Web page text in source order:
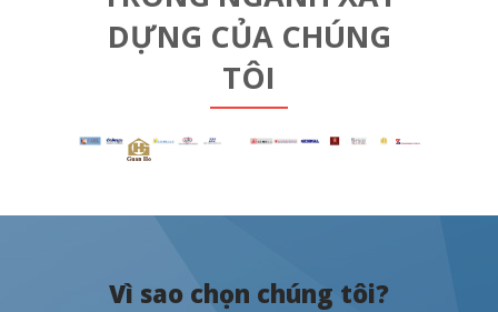
DỰNG CỦA CHÚNG
TÔI
Vì sao chọn chúng tôi?